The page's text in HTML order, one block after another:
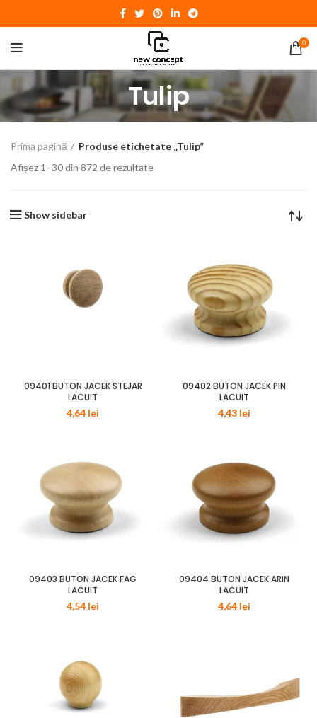
0
Tulip
Prima pagină
Produse etichetate „Tulip”
Afișez 1–30 din 872 de rezultate
Show sidebar
09401 BUTON JACEK STEJAR
LACUIT
4,64 lei
09402 BUTON JACEK PIN
LACUIT
4,43 lei
09403 BUTON JACEK FAG
LACUIT
4,54 lei
09404 BUTON JACEK ARIN
LACUIT
4,64 lei